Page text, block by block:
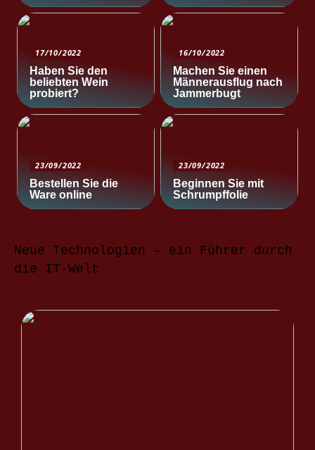
17/10/2022
Haben Sie den
beliebten Wein
probiert?
16/10/2022
Machen Sie einen
Männerausflug nach
Jammerbugt
23/09/2022
Bestellen Sie die
Ware online
23/09/2022
Beginnen Sie mit
Schrumpffolie
Neue Technologien – ein Führer durch
die IT-Welt